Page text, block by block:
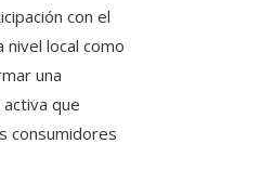
con el
local como
una
que
consumidores